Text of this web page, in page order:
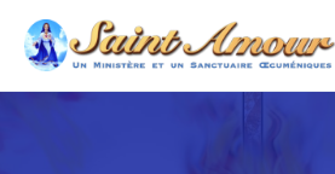
Aller
contenu